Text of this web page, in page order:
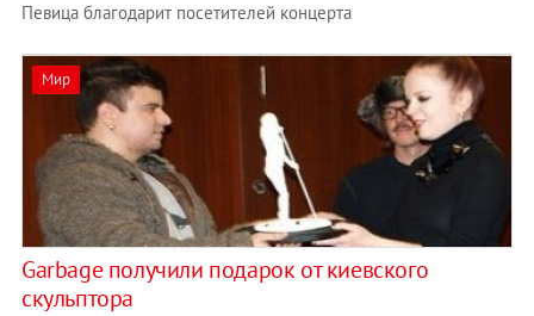
Певица благодарит посетителей концерта
Мир
Garbage получили подарок от киевского
скульптора